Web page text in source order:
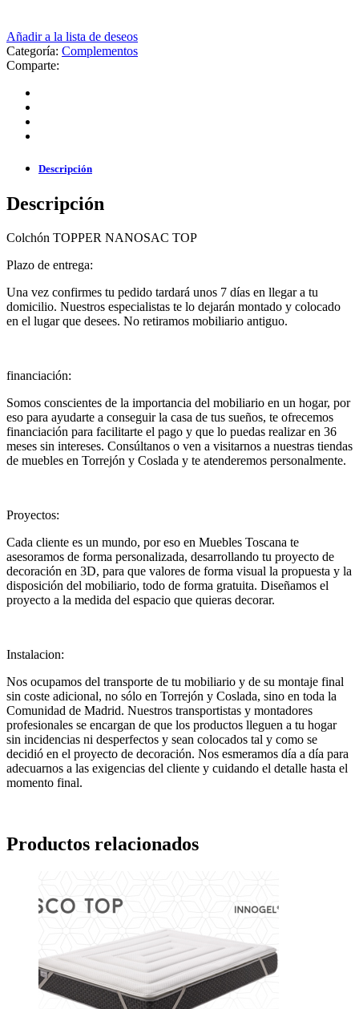
Añadir a la lista de deseos
Categoría: Complementos
Comparte:
Descripción
Descripción
Colchón TOPPER NANOSAC TOP
Plazo de entrega:
Una vez confirmes tu pedido tardará unos 7 días en llegar a tu
domicilio. Nuestros especialistas te lo dejarán montado y colocado
en el lugar que desees. No retiramos mobiliario antiguo.
financiación:
Somos conscientes de la importancia del mobiliario en un hogar, por
eso para ayudarte a conseguir la casa de tus sueños, te ofrecemos
financiación para facilitarte el pago y que lo puedas realizar en 36
meses sin intereses. Consúltanos o ven a visitarnos a nuestras tiendas
de muebles en Torrejón y Coslada y te atenderemos personalmente.
Proyectos:
Cada cliente es un mundo, por eso en Muebles Toscana te
asesoramos de forma personalizada, desarrollando tu proyecto de
decoración en 3D, para que valores de forma visual la propuesta y la
disposición del mobiliario, todo de forma gratuita. Diseñamos el
proyecto a la medida del espacio que quieras decorar.
Instalacion:
Nos ocupamos del transporte de tu mobiliario y de su montaje final
sin coste adicional, no sólo en Torrejón y Coslada, sino en toda la
Comunidad de Madrid. Nuestros transportistas y montadores
profesionales se encargan de que los productos lleguen a tu hogar
sin incidencias ni desperfectos y sean colocados tal y como se
decidió en el proyecto de decoración. Nos esmeramos día a día para
adecuarnos a las exigencias del cliente y cuidando el detalle hasta el
momento final.
Productos relacionados